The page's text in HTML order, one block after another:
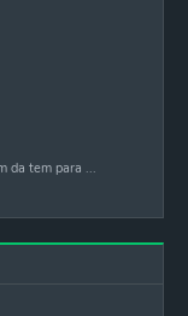
da tem para ...